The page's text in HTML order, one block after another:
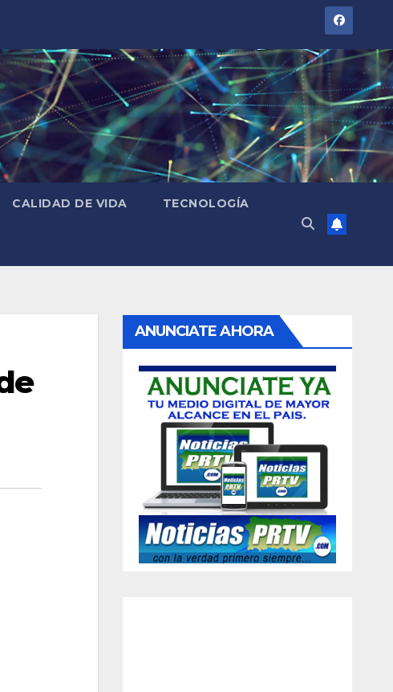
CALIDAD DE VIDA TECNOLOGÍA
ANUNCIATE AHORA